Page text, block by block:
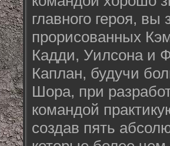
главного героя, вы
прорисованных
Кадди, Уилсона и
Каплан, будучи
Шора, при
командой
создав пять